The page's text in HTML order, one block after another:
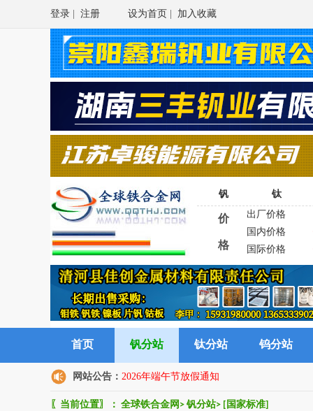
登录 注册 设为首页 加入收藏
钒 钛
价
格
出厂价格
国内价格
国际价格
首页 钒分站 钛分站 钨分站
网站公告： 2026年端午节放假通知
〖当前位置〗： 全球铁合金网 > 钒分站> [国家标准]